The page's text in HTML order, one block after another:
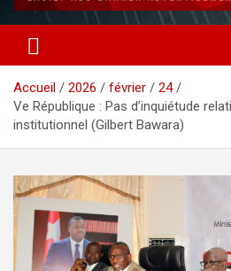
Accueil 2026 février
24
Ve République : Pas d’inquiétude
institutionnel (Gilbert Bawara)